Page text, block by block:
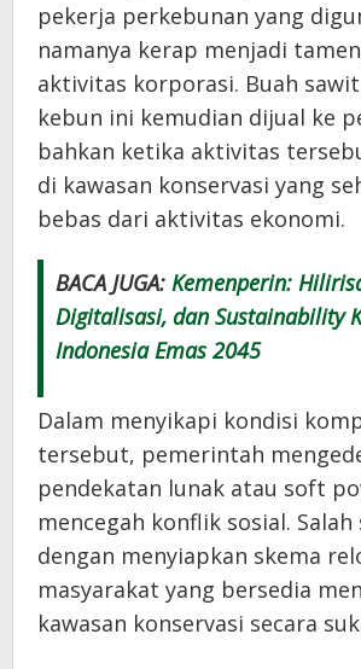
pekerja perkebunan yang
namanya kerap menjadi
aktivitas korporasi. Buah
kebun ini kemudian dijual ke
bahkan ketika aktivitas
di kawasan konservasi yang
bebas dari aktivitas ekonomi.
BACA JUGA: Kemenperin:
Digitalisasi, dan Sustainability
Indonesia Emas 2045
Dalam menyikapi kondisi
tersebut, pemerintah
pendekatan lunak atau soft
mencegah konflik sosial. Salah
dengan menyiapkan skema
masyarakat yang bersedia
kawasan konservasi secara